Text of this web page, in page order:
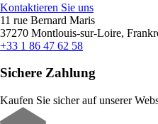
Kontaktieren Sie uns
11 rue Bernard Maris
37270 Montlouis-sur-Loire,
+33 1 86 47 62 58
Sichere Zahlung
Kaufen Sie sicher auf unserer